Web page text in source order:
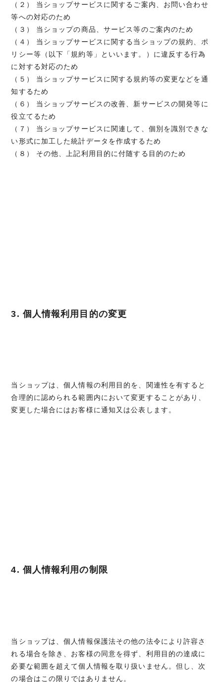
（２） 当ショップサービスに関するご案内、お問い合わせ
等への対応のため
（３） 当ショップの商品、サービス等のご案内のため
（４） 当ショップサービスに関する当ショップの規約、ポ
リシー等（以下「規約等」といいます。）に違反する行為
に対する対応のため
（５） 当ショップサービスに関する規約等の変更などを通
知するため
（６） 当ショップサービスの改善、新サービスの開発等に
役立てるため
（７） 当ショップサービスに関連して、個別を識別できな
い形式に加工した統計データを作成するため
（８） その他、上記利用目的に付随する目的のため
3. 個人情報利用目的の変更
当ショップは、個人情報の利用目的を、関連性を有すると
合理的に認められる範囲内において変更することがあり、
変更した場合にはお客様に通知又は公表します。
4. 個人情報利用の制限
当ショップは、個人情報保護法その他の法令により許容さ
れる場合を除き、お客様の同意を得ず、利用目的の達成に
必要な範囲を超えて個人情報を取り扱いません。但し、次
の場合はこの限りではありません。